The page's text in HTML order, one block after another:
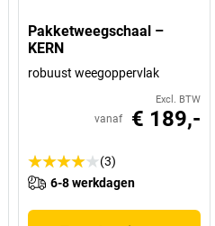
Pakketweegschaal –
KERN
robuust weegoppervlak
Excl. BTW
vanaf € 189,-
(3)
6-8 werkdagen